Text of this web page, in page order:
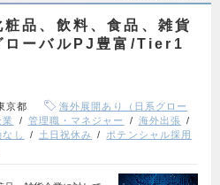
品、飲料、食品、雑貨
ローバルPJ豊富/Tier1
京都
海外展開あり（日系グロー
業 管理職・マネジャー
海外出張
なし 土日祝休み
ポテンシャル採用